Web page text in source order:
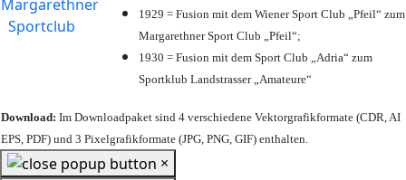
1929 = Fusion mit dem Wiener Sport Club „Pfeil“ zum
Margarethner Sport Club „Pfeil“;
1930 = Fusion mit dem Sport Club „Adria“ zum
Sportklub Landstrasser „Amateure“
Download: Im Downloadpaket sind 4 verschiedene Vektorgrafikformate (CDR, AI
EPS, PDF) und 3 Pixelgrafikformate (JPG, PNG, GIF) enthalten.
×